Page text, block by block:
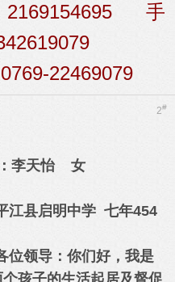
2169154695 手
22469079
2#
李天怡 女
县启明中学 七年454
领导：你们好，我是
孩子的生活起居及督促